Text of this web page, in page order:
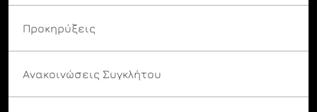
Προκηρύξεις
Ανακοινώσεις Συγκλήτου